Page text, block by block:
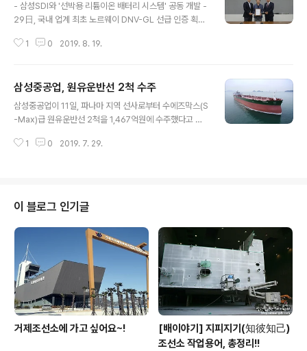
- 삼성SDI와 '선박용 리튬이온 배터리 시스템' 공동 개발 -
29日, 국내 업계 최초 노르웨이 DNV-GL 선급 인증 획득
점 삼성중공업이 선박에 적용되는 배터리 시스템의 국산화
리튬이온 배터리 시스템'이 국내 업계 최초로 노르웨이 선
급인 DNV-GL社로부터 형식승인을 획득했다고 29일 밝
혔습니다. ※ 형식승인이란 선급에서 제시하는 안전 및 성
박 적용이 가능합니다. DNV-GL은 충방전 안정도 시험, 화
1 0 2019. 8. 19.
삼성중공업, 원유운반선 2척 수주
삼성중공업이 11일, 파나마 지역 선사로부터 수에즈막스(S
-Max)급 원유운반선 2척을 1,467억원에 수주했다고 밝
※ 수에즈막스(S-Max, Suez Canal Maximum) : 화물
선박평형수 처리장치(BWTS) 등을 탑재해 친환경 규제에
적합하며 △선주사의 운항 조건에 최적화된 선형 및 추진
기 등 연료 절감기술들을 대거 적용해 운항 효율성을 높였
습니다. 특히, 삼성중공업이 국내 업계 최초로 독자 개발한
차세대 스마트십 시스템 '에스베슬(SVESSEL)'이 탑재돼
△연..
1 0 2019. 7. 29.
이 블로그 인기글
거제조선소에 가고 싶어요~!
[배이야기] 지피지기(知彼知己)
조선소 작업용어, 총정리!!